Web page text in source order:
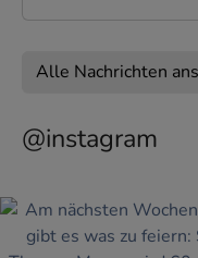
Alle Nachrichten
@instagram